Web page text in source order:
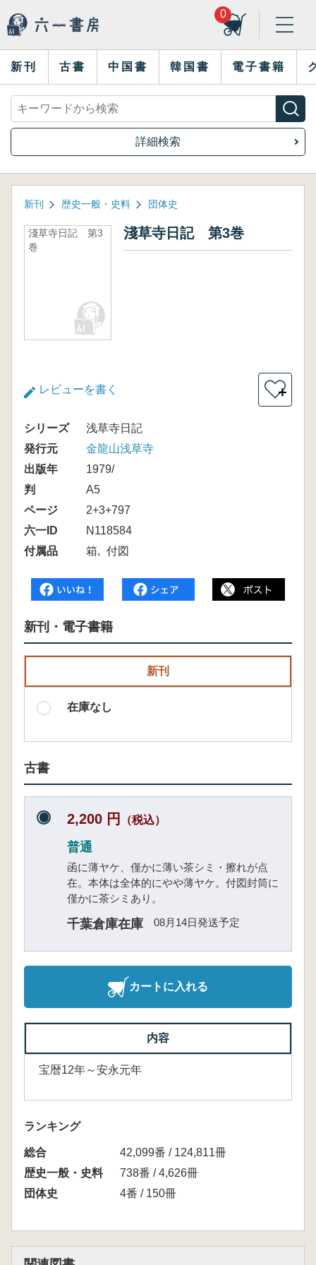
0
新刊 古書 中国書 韓国書 電子書籍
詳細検索
新刊 歴史一般・史料 団体史
淺草寺日記 第3
巻
淺草寺日記 第3巻
レビューを書く ＋
シリーズ
浅草寺日記
発行元
金龍山浅草寺
出版年
1979/
判
A5
ページ
2+3+797
六一ID
N118584
付属品
箱 付図
新刊・電子書籍
新刊
在庫なし
古書
2,200 円 （税込）
普通
函に薄ヤケ、僅かに薄い茶シミ・擦れが点
在。本体は全体的にやや薄ヤケ。付図封筒に
僅かに茶シミあり。
千葉倉庫在庫 08月14日発送予定
カートに入れる
内容
宝暦12年～安永元年
ランキング
総合
42,099番 / 124,811冊
歴史一般・史料
738番 / 4,626冊
団体史
4番 / 150冊